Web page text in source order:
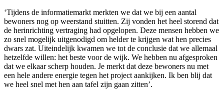
‘Tijdens de informatiemarkt merkten we dat we bij een aantal
bewoners nog op weerstand stuitten. Zij vonden het heel storend dat
de herinrichting vertraging had opgelopen. Deze mensen hebben we
zo snel mogelijk uitgenodigd om helder te krijgen wat hen precies
dwars zat. Uiteindelijk kwamen we tot de conclusie dat we allemaal
hetzelfde willen: het beste voor de wijk. We hebben nu afgesproken
dat we elkaar scherp houden. Je merkt dat deze bewoners nu met
een hele andere energie tegen het project aankijken. Ik ben blij dat
we heel snel met hen aan tafel zijn gaan zitten’.